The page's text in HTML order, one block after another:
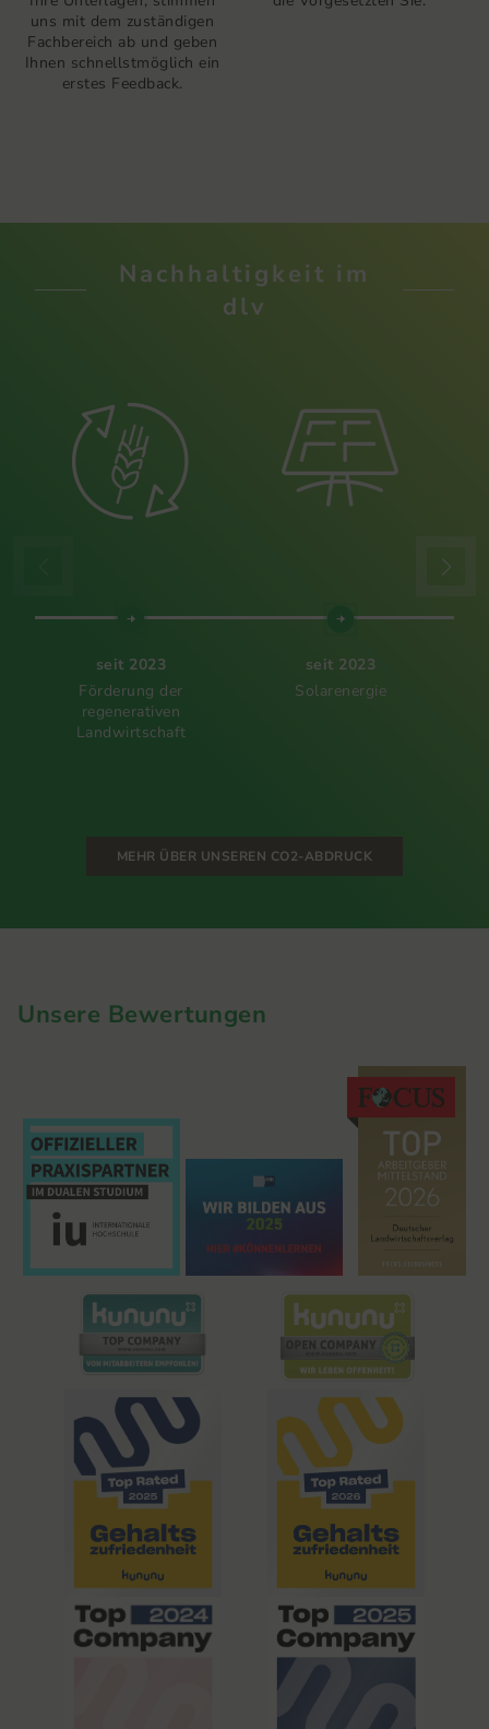
uns mit dem zuständigen
Fachbereich ab und geben
Ihnen schnellstmöglich ein
erstes Feedback.
Nachhaltigkeit im
dlv
seit 2023
Förderung der
regenerativen
Landwirtschaft
seit 2023
Solarenergie
MEHR ÜBER UNSEREN CO2-ABDRUCK
Unsere Bewertungen